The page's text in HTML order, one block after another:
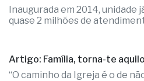
Inaugurada em 2014, unidade
quase 2 milhões de
Artigo: Família, torna-te
“O caminho da Igreja é o de